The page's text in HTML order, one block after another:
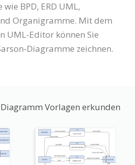
BPD, ERD UML,
Organigramme. Mit dem
UML-Editor können Sie
Diagramme zeichnen.
Vorlagen erkunden